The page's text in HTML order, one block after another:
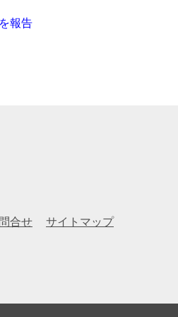
報告
合せ サイトマップ